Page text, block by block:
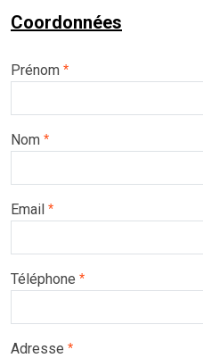
Coordonnées
Prénom *
Nom *
Email *
Téléphone *
Adresse *